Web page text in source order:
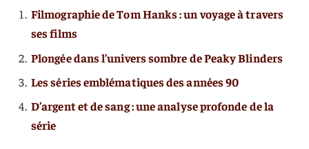
Filmographie de Tom Hanks : un voyage à travers
ses films
Plongée dans l’univers sombre de Peaky Blinders
Les séries emblématiques des années 90
D’argent et de sang : une analyse profonde de la
série